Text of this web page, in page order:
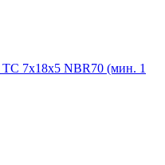
7х18х5 NBR70 (мин. 1